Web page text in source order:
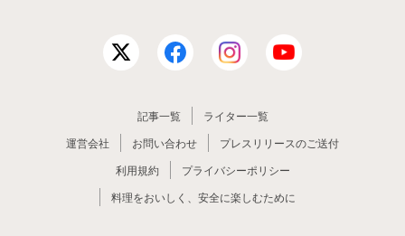
記事一覧
ライター一覧
運営会社
お問い合わせ
プレスリリースのご送付
利用規約
プライバシーポリシー
料理をおいしく、安全に楽しむために